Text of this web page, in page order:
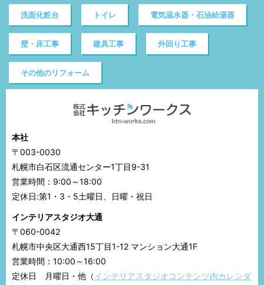
洗面化粧台 トイレ 電気温水器・石油給湯器
壁・床工事 建具工事 外回り工事
その他のリフォーム
本社
〒003-0030
札幌市白石区流通センター1丁目9-31
営業時間：9:00～18:00
定休日:第1・3・5土曜日、日曜・祝日
インテリアスタジオ大通
〒060-0042
札幌市中央区大通西15丁目1-12 マンション大通1F
営業時間：10:00～16:00
定休日 月曜日・他（インテリアスタジオコンテンツ内カレンダ